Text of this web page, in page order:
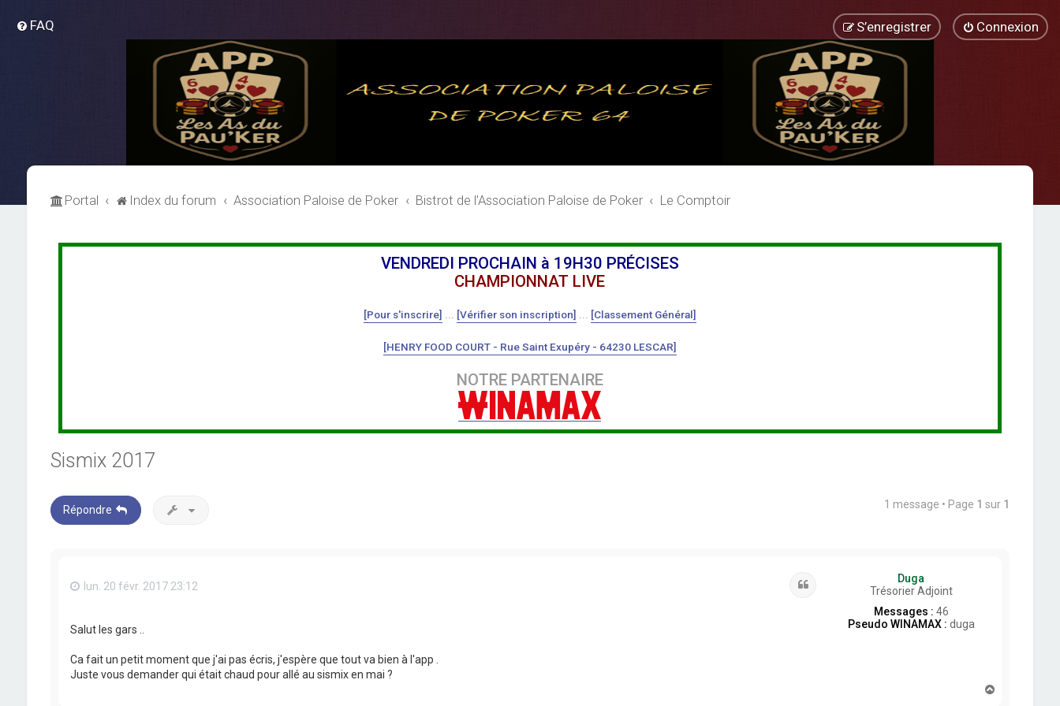
FAQ Connexion
S’enregistrer
Portal Index du forum Association Paloise de Poker Bistrot de l'Association Paloise de Poker Le Comptoir
VENDREDI PROCHAIN à 19H30 PRÉCISES
CHAMPIONNAT LIVE
[Pour s'inscrire] [Vérifier son inscription] [Classement Général]
[HENRY FOOD COURT - Rue Saint Exupéry - 64230 LESCAR]
NOTRE PARTENAIRE
Sismix 2017
Répondre 1 message • Page 1 sur 1
Duga
Trésorier Adjoint
Messages : 46
Pseudo WINAMAX : duga
lun. 20 févr. 2017 23:12
Salut les gars ..
Ca fait un petit moment que j'ai pas écris, j'espère que tout va bien à l'app .
Juste vous demander qui était chaud pour allé au sismix en mai ?